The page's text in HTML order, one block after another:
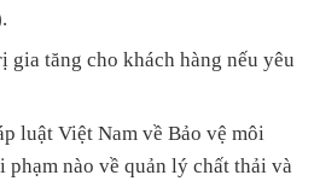
gia tăng cho khách hàng nếu yêu
luật Việt Nam về Bảo vệ môi
nào về quản lý chất thải và